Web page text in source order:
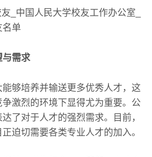
与需求
够培养并输送更多优秀人才，这
激烈的环境下显得尤为重要。公
了对于人才的强烈需求。目前，
迫切需要各类专业人才的加入。